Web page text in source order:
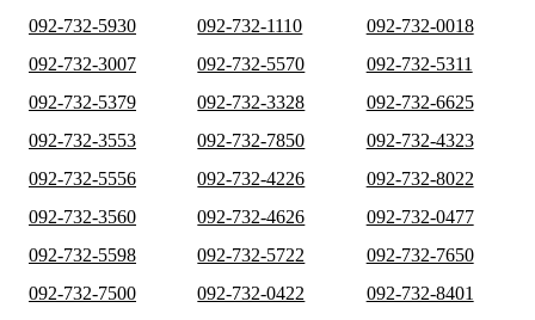
092-732-5930
092-732-1110
092-732-0018
092-732-3007
092-732-5570
092-732-5311
092-732-5379
092-732-3328
092-732-6625
092-732-3553
092-732-7850
092-732-4323
092-732-5556
092-732-4226
092-732-8022
092-732-3560
092-732-4626
092-732-0477
092-732-5598
092-732-5722
092-732-7650
092-732-7500
092-732-0422
092-732-8401